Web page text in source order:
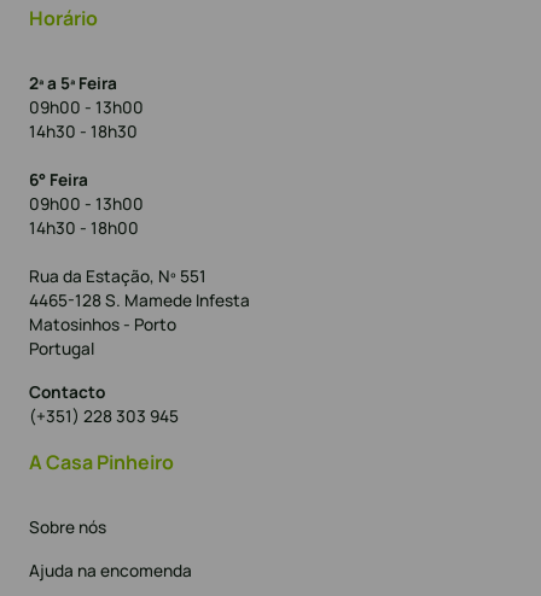
Horário
2ª a 5ª Feira
09h00 - 13h00
14h30 - 18h30
6° Feira
09h00 - 13h00
14h30 - 18h00
Rua da Estação, Nº 551
4465-128 S. Mamede Infesta
Matosinhos - Porto
Portugal
Contacto
(+351) 228 303 945
A Casa Pinheiro
Sobre nós
Ajuda na encomenda